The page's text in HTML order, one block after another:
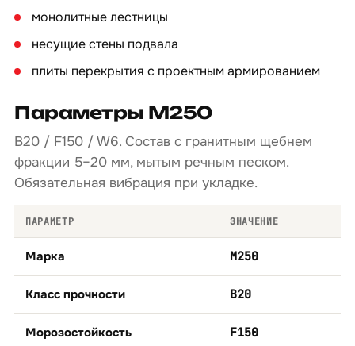
монолитные лестницы
несущие стены подвала
плиты перекрытия с проектным армированием
Параметры М250
B20 / F150 / W6. Состав с гранитным щебнем
фракции 5–20 мм, мытым речным песком.
Обязательная вибрация при укладке.
ПАРАМЕТР ЗНАЧЕНИЕ
Марка М250
Класс прочности B20
Морозостойкость F150